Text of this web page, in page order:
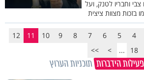
וחבריו לטנק, ועל
מצוות ציצית
4
5
6
7
8
9
10
11
12
18
...
>
>>
פעילות הידברות תוכניות הערוץ